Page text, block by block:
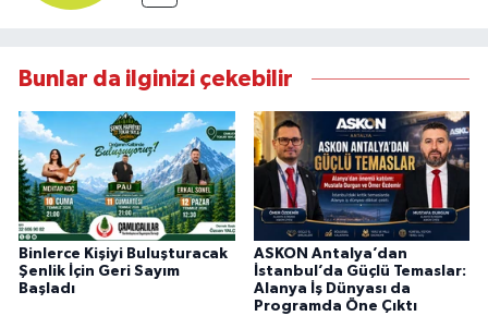
Bunlar da ilginizi çekebilir
Binlerce Kişiyi Buluşturacak
Şenlik İçin Geri Sayım
Başladı
ASKON Antalya’dan
İstanbul’da Güçlü Temaslar:
Alanya İş Dünyası da
Programda Öne Çıktı